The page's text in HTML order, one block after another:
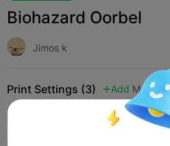
Biohazard Oorbel
Jimos k
Print Settings (3)  Add Mode 
K2 Plus K2 Pro